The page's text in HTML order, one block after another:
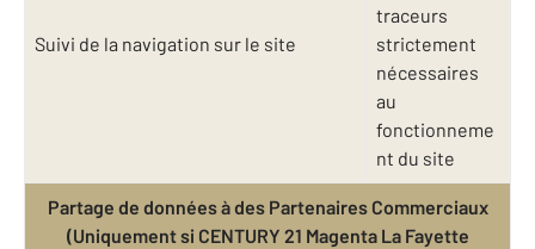
Suivi de la navigation sur le site
traceurs
strictement
nécessaires
au
fonctionneme
nt du site
Partage de données à des Partenaires Commerciaux
(Uniquement si CENTURY 21 Magenta La Fayette